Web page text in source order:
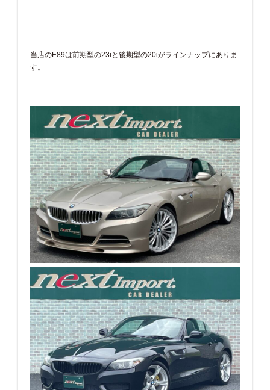
当店のE89は前期型の23iと後期型の20iがラインナップにありま
す。